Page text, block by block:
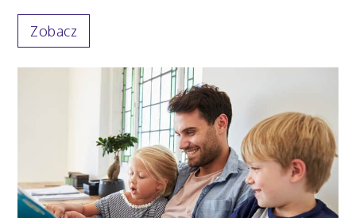
Zobacz